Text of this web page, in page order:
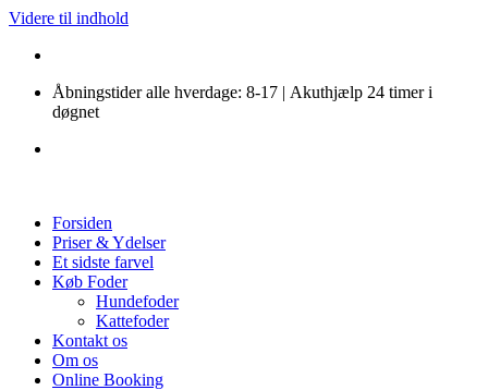
Videre til indhold
Åbningstider alle hverdage: 8-17 | Akuthjælp 24 timer i
døgnet
Forsiden
Priser & Ydelser
Et sidste farvel
Køb Foder
Hundefoder
Kattefoder
Kontakt os
Om os
Online Booking